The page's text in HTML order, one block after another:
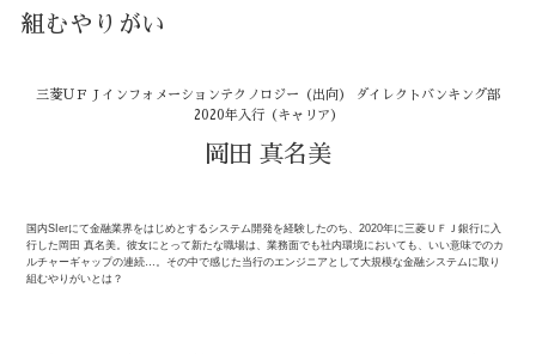
組むやりがい
三菱ＵＦＪインフォメーションテクノロジー（出向）
ダイレクトバンキング部
2020年入行（キャリア）
岡田 真名美
国内SIerにて金融業界をはじめとするシステム開発を経験したのち、2020年に三菱ＵＦＪ銀行に入
行した岡田 真名美。彼女にとって新たな職場は、業務面でも社内環境においても、いい意味でのカ
ルチャーギャップの連続…。その中で感じた当行のエンジニアとして大規模な金融システムに取り
組むやりがいとは？